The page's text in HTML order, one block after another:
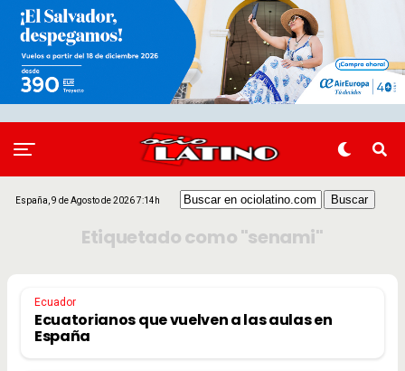
España, 9 de Agosto de 2026 7:14h
Etiquetado como "senami"
Ecuador
Ecuatorianos que vuelven a las aulas en
España